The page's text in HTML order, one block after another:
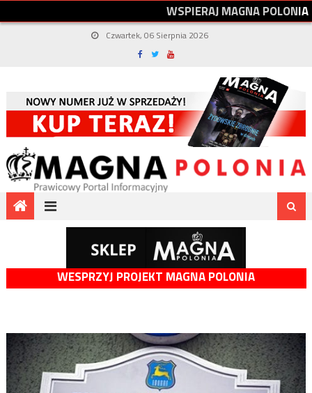
WSPIERAJMAGNAPOLONIA
Czwartek, 06 Sierpnia 2026
WESPRZYJ PROJEKT MAGNA POLONIA